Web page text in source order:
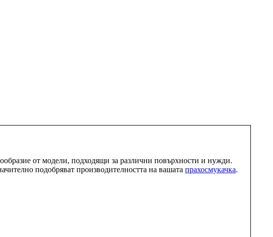
от модели, подходящи за различни повърхности и нужди.
подобряват производителността на вашата прахосмукачка.